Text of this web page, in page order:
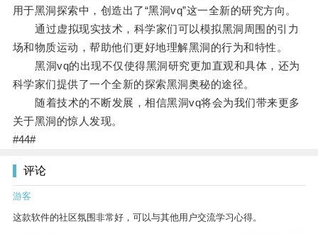
用于黑洞探索中，创造出了“黑洞vq”这一全新的研究方向。
通过虚拟现实技术，科学家们可以模拟黑洞周围的引力
场和物质运动，帮助他们更好地理解黑洞的行为和特性。
黑洞vq的出现不仅使得黑洞研究更加直观和具体，还为
科学家们提供了一个全新的探索黑洞奥秘的途径。
随着技术的不断发展，相信黑洞vq将会为我们带来更多
关于黑洞的惊人发现。
#44#
评论
游客
这款软件的社区氛围非常好，可以与其他用户交流学习心得。